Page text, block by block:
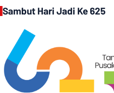
Sambut Hari Jadi Ke 625